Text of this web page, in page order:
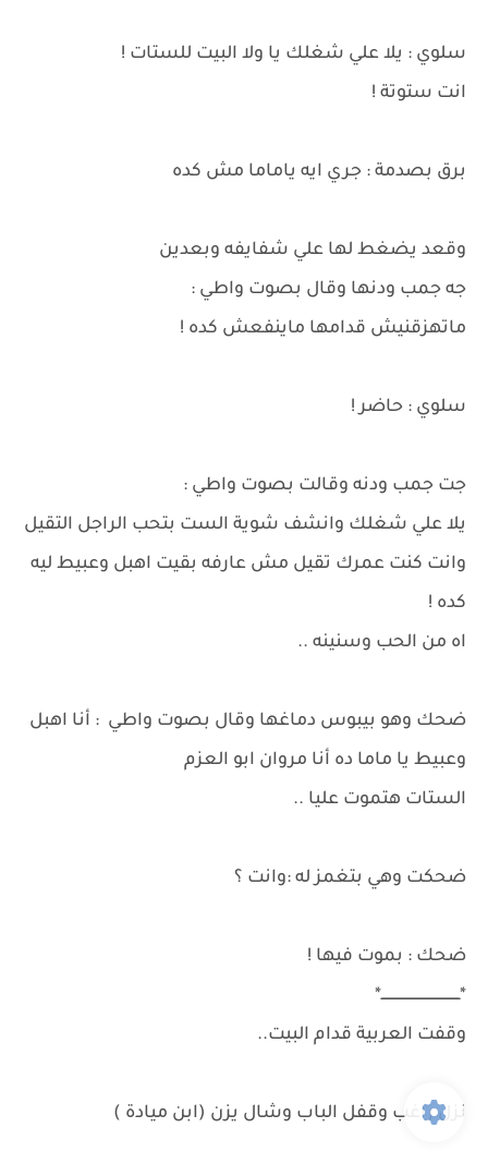
سلوي : يلا علي شغلك يا ولا البيت للستات !
انت ستوتة !
برق بصدمة : جري ايه ياماما مش كده
وقعد يضغط لها علي شفايفه وبعدين
جه جمب ودنها وقال بصوت واطي :
ماتهزقنيش قدامها ماينفعش كده !
سلوي : حاضر !
جت جمب ودنه وقالت بصوت واطي :
يلا علي شغلك وانشف شوية الست بتحب الراجل التقيل
وانت كنت عمرك تقيل مش عارفه بقيت اهبل وعبيط ليه
كده !
اه من الحب وسنينه ..
ضحك وهو بيبوس دماغها وقال بصوت واطي : أنا اهبل
وعبيط يا ماما ده أنا مروان ابو العزم
الستات هتموت عليا ..
ضحكت وهي بتغمز له :وانت ؟
ضحك : بموت فيها !
*ــــــــــــــــــــــــــــــــــــ*
وقفت العربية قدام البيت..
نزل راغب وقفل الباب وشال يزن (ابن ميادة )